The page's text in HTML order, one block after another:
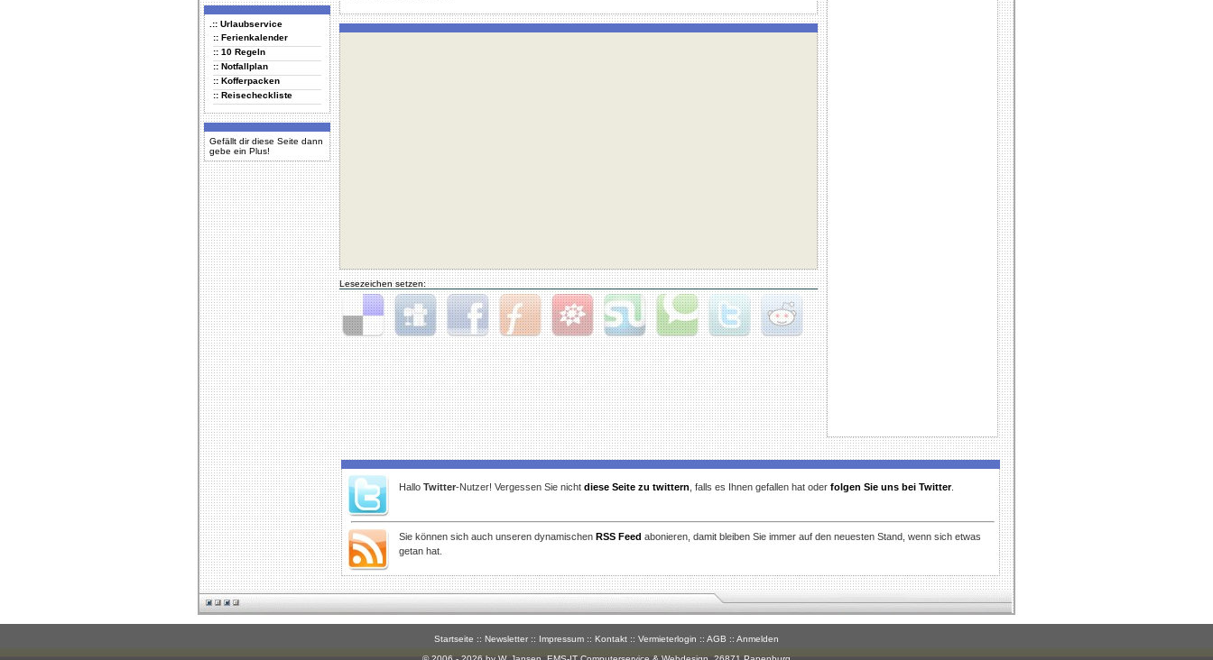
.:: Urlaubservice
:: Ferienkalender
:: 10 Regeln
:: Notfallplan
:: Kofferpacken
:: Reisecheckliste
Gefällt dir diese Seite dann
gebe ein Plus!
Lesezeichen setzen:
Delicious Digg Facebook Furl StudiVZ StumbleUponTechnorati Twitter Reddit
Hallo Twitter-Nutzer! Vergessen Sie nicht diese Seite zu twittern , falls es Ihnen gefallen hat oder folgen Sie uns bei Twitter.
Sie können sich auch unseren dynamischen RSS Feed abonieren, damit bleiben Sie immer auf den neuesten Stand, wenn sich etwas
getan hat.
Startseite :: Newsletter :: Impressum :: Kontakt :: Vermieterlogin :: AGB :: Anmelden